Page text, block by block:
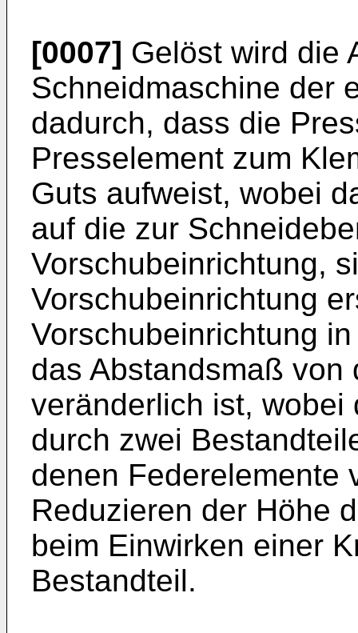
[0007] Gelöst wird die
Schneidmaschine der
dadurch, dass die
Presselement zum
Guts aufweist, wobei
auf die zur
Vorschubeinrichtung,
Vorschubeinrichtung
Vorschubeinrichtung
das Abstandsmaß von
veränderlich ist, wobei
durch zwei
denen Federelemente
Reduzieren der Höhe
beim Einwirken einer
Bestandteil.